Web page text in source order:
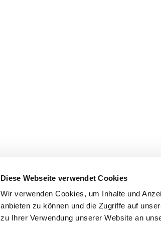
Diese Webseite verwendet Cookies
Wir verwenden Cookies, um Inhalte und
anbieten zu können und die Zugriffe auf
zu Ihrer Verwendung unserer Website an